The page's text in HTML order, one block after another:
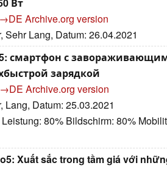
Вт
Archive.org version
Lang, Datum: 26.04.2021
смартфон с
зарядкой
Archive.org version
Datum: 25.03.2021
Leistung: 80% Bildschirm: 80%
Xuất sắc trong tầm giá với